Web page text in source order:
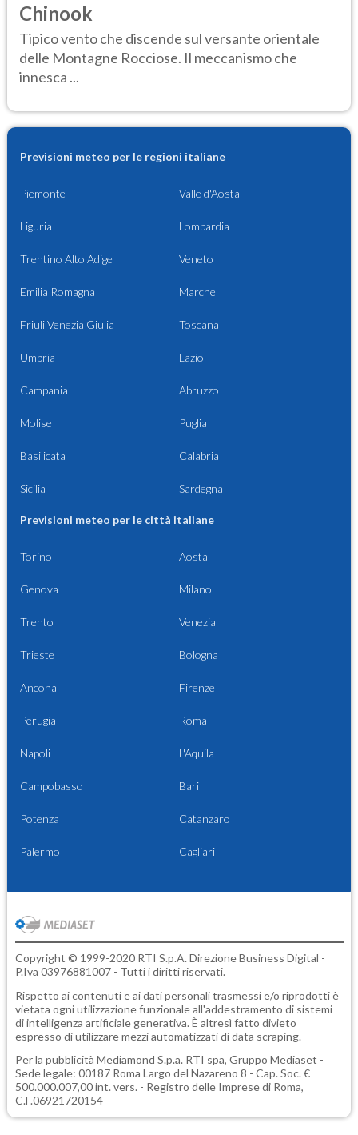
Chinook
Tipico vento che discende sul versante orientale
delle Montagne Rocciose. Il meccanismo che
innesca ...
Previsioni meteo per le regioni italiane
Piemonte Valle d'Aosta
Liguria Lombardia
Trentino Alto Adige Veneto
Emilia Romagna Marche
Friuli Venezia Giulia Toscana
Umbria Lazio
Campania Abruzzo
Molise Puglia
Basilicata Calabria
Sicilia Sardegna
Previsioni meteo per le città italiane
Torino Aosta
Genova Milano
Trento Venezia
Trieste Bologna
Ancona Firenze
Perugia Roma
Napoli L'Aquila
Campobasso Bari
Potenza Catanzaro
Palermo Cagliari
Copyright © 1999-2020 RTI S.p.A. Direzione Business Digital -
P.Iva 03976881007 - Tutti i diritti riservati.
Rispetto ai contenuti e ai dati personali trasmessi e/o riprodotti è
vietata ogni utilizzazione funzionale all'addestramento di sistemi
di intelligenza artificiale generativa. È altresì fatto divieto
espresso di utilizzare mezzi automatizzati di data scraping.
Per la pubblicità Mediamond S.p.a. RTI spa, Gruppo Mediaset -
Sede legale: 00187 Roma Largo del Nazareno 8 - Cap. Soc. €
500.000.007,00 int. vers. - Registro delle Imprese di Roma,
C.F.06921720154